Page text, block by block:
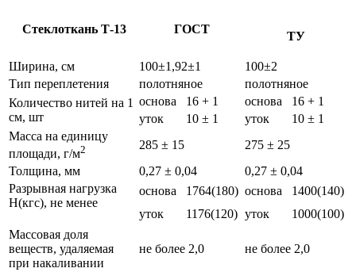
Стеклоткань Т-13 ГОСТ
ТУ
Ширина, см 100±1,92±1
100±2
Тип переплетения
полотняное
полотняное
Количество нитей на 1
см, шт
основа 16 + 1 основа
16 + 1
уток
10 ± 1 уток
10 ± 1
Масса на единицу
площади, г/м2 285 ± 15
275 ± 25
Толщина, мм
0,27 ± 0,04
0,27 ± 0,04
Разрывная нагрузка
Н(кгс), не менее
основа 1764(180) основа
1400(140)
уток
1176(120) уток
1000(100)
Массовая доля
веществ, удаляемая
при накаливании
не более 2,0 не более 2,0